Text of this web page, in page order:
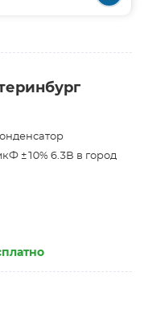
±10% 6.3В в город